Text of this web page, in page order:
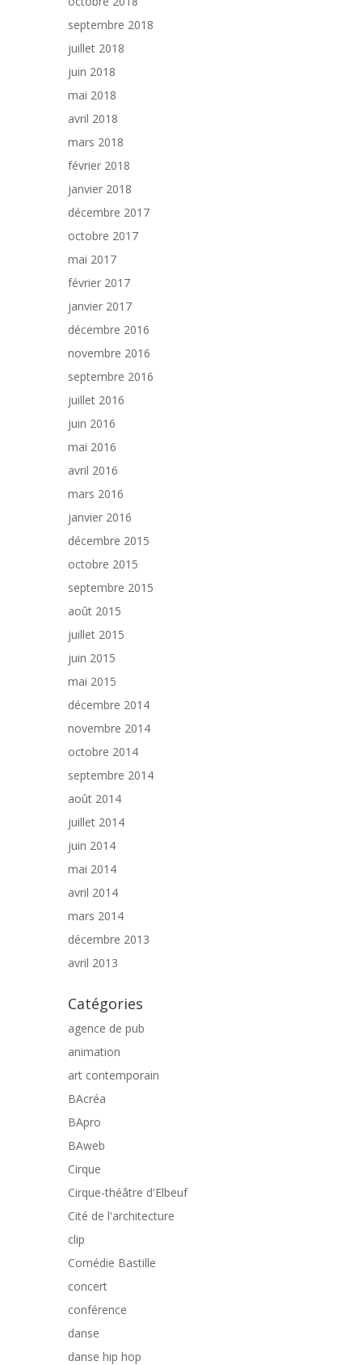
septembre 2018
juillet 2018
juin 2018
mai 2018
avril 2018
mars 2018
février 2018
janvier 2018
décembre 2017
octobre 2017
mai 2017
février 2017
janvier 2017
décembre 2016
novembre 2016
septembre 2016
juillet 2016
juin 2016
mai 2016
avril 2016
mars 2016
janvier 2016
décembre 2015
octobre 2015
septembre 2015
août 2015
juillet 2015
juin 2015
mai 2015
décembre 2014
novembre 2014
octobre 2014
septembre 2014
août 2014
juillet 2014
juin 2014
mai 2014
avril 2014
mars 2014
décembre 2013
avril 2013
Catégories
agence de pub
animation
art contemporain
BAcréa
BApro
BAweb
Cirque
Cirque-théâtre d'Elbeuf
Cité de l'architecture
clip
Comédie Bastille
concert
conférence
danse
danse hip hop